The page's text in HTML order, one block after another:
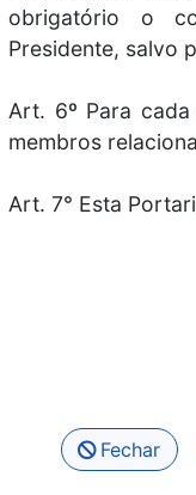
obrigatório o
Presidente, salvo
Art. 6º Para
membros
Art. 7° Esta
Fechar